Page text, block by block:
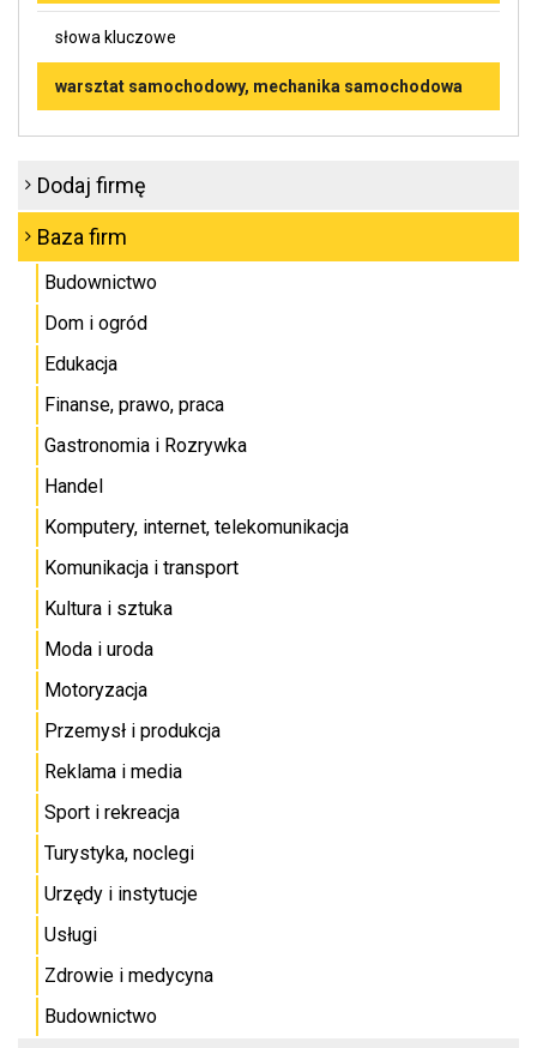
słowa kluczowe
warsztat samochodowy, mechanika samochodowa
Dodaj firmę
Baza firm
Budownictwo
Dom i ogród
Edukacja
Finanse, prawo, praca
Gastronomia i Rozrywka
Handel
Komputery, internet, telekomunikacja
Komunikacja i transport
Kultura i sztuka
Moda i uroda
Motoryzacja
Przemysł i produkcja
Reklama i media
Sport i rekreacja
Turystyka, noclegi
Urzędy i instytucje
Usługi
Zdrowie i medycyna
Budownictwo